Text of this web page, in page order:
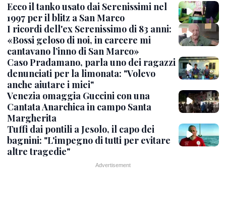
Ecco il tanko usato dai Serenissimi nel
1997 per il blitz a San Marco
I ricordi dell'ex Serenissimo di 83 anni:
«Bossi geloso di noi, in carcere mi
cantavano l’inno di San Marco»
Caso Pradamano, parla uno dei ragazzi
denunciati per la limonata: "Volevo
anche aiutare i miei"
Venezia omaggia Guccini con una
Cantata Anarchica in campo Santa
Margherita
Tuffi dai pontili a Jesolo, il capo dei
bagnini: "L'impegno di tutti per evitare
altre tragedie"